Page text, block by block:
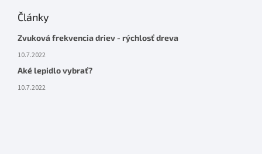
Články
Zvuková frekvencia driev - rýchlosť dreva
10.7.2022
Aké lepidlo vybrať?
10.7.2022